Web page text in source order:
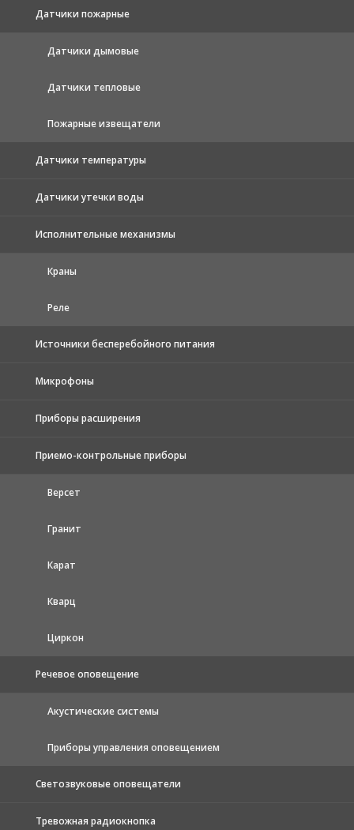
Датчики пожарные
Датчики дымовые
Датчики тепловые
Пожарные извещатели
Датчики температуры
Датчики утечки воды
Исполнительные механизмы
Краны
Реле
Источники бесперебойного питания
Микрофоны
Приборы расширения
Приемо-контрольные приборы
Версет
Гранит
Карат
Кварц
Циркон
Речевое оповещение
Акустические системы
Приборы управления оповещением
Светозвуковые оповещатели
Тревожная радиокнопка